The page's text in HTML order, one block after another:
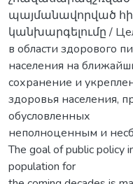
պայմանավորված
կանխարգելումը /
в области здорового
населения на
сохранение и
здоровья населения,
обусловленных
неполноценным и
The goal of public policy
population for